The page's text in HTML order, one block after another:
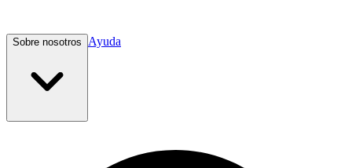
Sobre nosotros Ayuda